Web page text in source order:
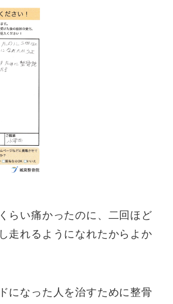
らい痛かったのに、二回ほど
走れるようになれたからよか
になった人を治すために整骨